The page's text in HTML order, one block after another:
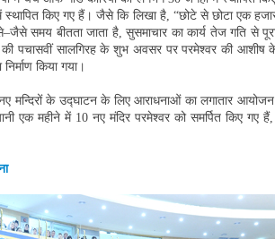
किए गए हैं। जैसे कि लिखा है, “छोटे से छोटा एक
समय बीतता जाता है, सुसमाचार का कार्य तेज गति से
पचासवीं सालगिरह के शुभ अवसर पर परमेश्वर की आशीष के
किया गया।
मन्दिरों के उद्घाटन के लिए आराधनाओं का लगातार
एक महीने में 10 नए मंदिर परमेश्वर को समर्पित किए गए